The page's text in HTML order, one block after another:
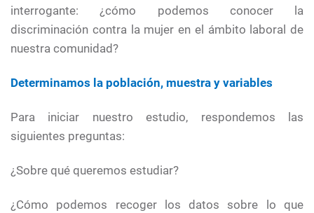
interrogante: ¿cómo podemos conocer la
discriminación contra la mujer en el ámbito laboral de
nuestra comunidad?
Determinamos la población, muestra y variables
Para iniciar nuestro estudio, respondemos las
siguientes preguntas:
¿Sobre qué queremos estudiar?
¿Cómo podemos recoger los datos sobre lo que